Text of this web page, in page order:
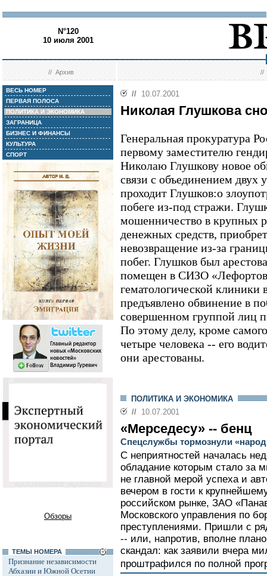
N°120
10 июля 2001
//Архив //
ВЕСЬ НОМЕР
ПЕРВАЯ ПОЛОСА
ПОЛИТИКА И ЭКОНОМИКА
ЗАГРАНИЦА
БИЗНЕС И ФИНАНСЫ
КУЛЬТУРА
СПОРТ
Обзоры
ТЕМЫ НОМЕРА
Признание независимости
Абхазии и Южной Осетии
// 10.07.2001
Николая Глушкова
Генеральная прокуратура
первому заместителю
Николаю Глушкову новое
связи с объединением двух
проходит Глушков:о
побеге из-под стражи.
мошенничество в крупных
денежных средств,
невозвращение из-за
побег. Глушков был
помещен в СИЗО
гематологической клиники
предъявлено обвинение в
совершенном группой лиц
По этому делу, кроме
четыре человека -- его
они арестованы.
ПОЛИТИКА И ЭКОНОМИКА
// 10.07.2001
«Мерседесу» -- бенц
Спецслужбы тормознули
С неприятностей началась
обладание которым стало за
не главной мерой успеха и
вечером в гости к
российском рынке, ЗАО
Московского управления по
преступлениями. Пришли с
-- или, напротив, вполне
скандал: как заявили вчера
проштрафился по полной